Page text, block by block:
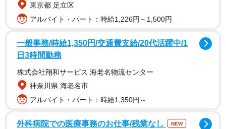
洗って食べやすい大きさに切り、水気をキッチンペーパー
でよく拭き取る。袋に入れ、空気を抜いて冷凍庫へ入れる
プや炒め物に適しているそう。冷凍のまま使用可能とのこ
東京都 足立区
アルバイト・パート：時給1,226円～1,500円
一般事務/時給1,350円/交通費支給/20代活躍中/1
日3時間勤務
株式会社翔和サービス 海老名物流センター
神奈川県 海老名市
アルバイト・パート：時給1,350円～
外科病院での医療事務のお仕事/残業なし NEW